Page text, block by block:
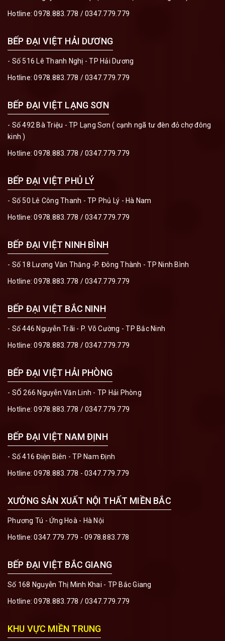
Hotline:0978.883.778 /0347.779.779
BẾP ĐẠI VIỆT HẢI DƯƠNG
- Số 516 Lê Thanh Nghị - TP Hải Dương
Hotline:0978.883.778 /0347.779.779
BẾP ĐẠI VIỆT LẠNG SƠN
- Số 492 Bà Triệu - TP Lạng Sơn ( cạnh ngã tư đèn đỏ chợ đông
kinh )
Hotline:0978.883.778 /0347.779.779
BẾP ĐẠI VIỆT PHỦ LÝ
- Số 50 Lê Công Thanh - TP Phủ Lý - Hà Nam
Hotline:0978.883.778 /0347.779.779
BẾP ĐẠI VIỆT NINH BÌNH
- Số 18 Lương Văn Thăng -P. Đông Thành - TP Ninh Bình
Hotline:0978.883.778 /0347.779.779
BẾP ĐẠI VIỆT BẮC NINH
- Số 446 Nguyễn Trãi - P. Võ Cường - TP Bắc Ninh
Hotline:0978.883.778 /0347.779.779
BẾP ĐẠI VIỆT HẢI PHÒNG
- SỐ 266 Nguyễn Văn Linh - TP Hải Phòng
Hotline:0978.883.778 /0347.779.779
BẾP ĐẠI VIỆT NAM ĐỊNH
- Số 416 Điện Biên - TP Nam Định
Hotline:0978.883.778 - 0347.779.779
XƯỞNG SẢN XUẤT NỘI THẤT MIỀN BẮC
Phương Tú - Ứng Hoà - Hà Nội
Hotline:0347.779.779 - 0978.883.778
BẾP ĐẠI VIỆT BẮC GIANG
Số 168 Nguyễn Thị Minh Khai - TP Bắc Giang
Hotline:0978.883.778 /0347.779.779
KHU VỰC MIỀN TRUNG